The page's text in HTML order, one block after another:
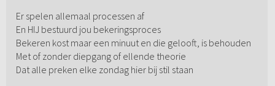
Er spelen allemaal processen af
En HIJ bestuurd jou bekeringsproces
Bekeren kost maar een minuut en die gelooft, is behouden
Met of zonder diepgang of ellende theorie
Dat alle preken elke zondag hier bij stil staan